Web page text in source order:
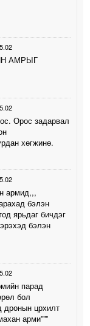
АМРЫГ
Орос задарвал
хөгжинө.
армид,,,
бэлэн
ярьдаг бичдэг
бэлэн
парад
бол
дронын црхилт
арми”””